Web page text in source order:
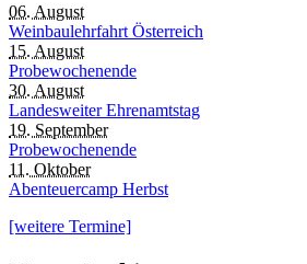
06. August
Weinbaulehrfahrt Österreich
15. August
Probewochenende
30. August
Landesweiter Ehrenamtstag
19. September
Probewochenende
11. Oktober
Abenteuercamp Herbst
[weitere Termine]